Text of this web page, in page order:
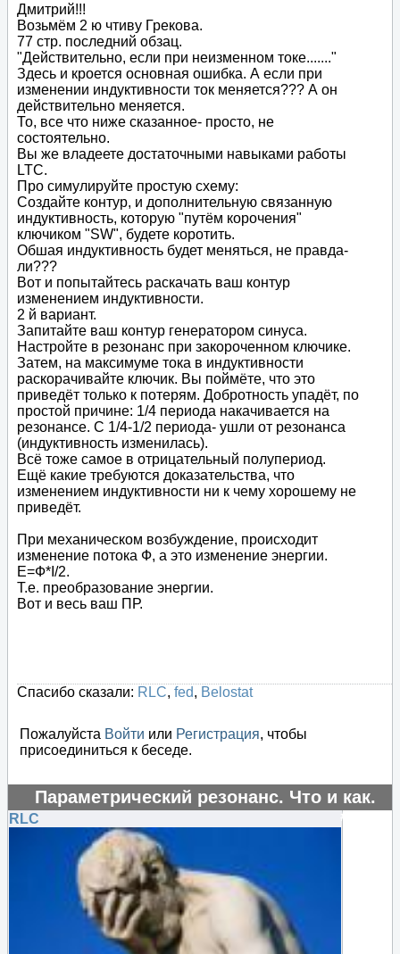
Дмитрий!!!
Возьмём 2 ю чтиву Грекова.
77 стр. последний обзац.
"Действительно, если при неизменном токе......."
Здесь и кроется основная ошибка. А если при
изменении индуктивности ток меняется??? А он
действительно меняется.
То, все что ниже сказанное- просто, не
состоятельно.
Вы же владеете достаточными навыками работы
LTC.
Про симулируйте простую схему:
Создайте контур, и дополнительную связанную
индуктивность, которую "путём корочения"
ключиком "SW", будете коротить.
Обшая индуктивность будет меняться, не правда-
ли???
Вот и попытайтесь раскачать ваш контур
изменением индуктивности.
2 й вариант.
Запитайте ваш контур генератором синуса.
Настройте в резонанс при закороченном ключике.
Затем, на максимуме тока в индуктивности
раскорачивайте ключик. Вы поймёте, что это
приведёт только к потерям. Добротность упадёт, по
простой причине: 1/4 периода накачивается на
резонансе. С 1/4-1/2 периода- ушли от резонанса
(индуктивность изменилась).
Всё тоже самое в отрицательный полупериод.
Ещё какие требуются доказательства, что
изменением индуктивности ни к чему хорошему не
приведёт.
При механическом возбуждение, происходит
изменение потока Ф, а это изменение энергии.
E=Ф*I/2.
Т.е. преобразование энергии.
Вот и весь ваш ПР.
Спасибо сказали: RLC, fed, Belostat
Пожалуйста Войти или Регистрация, чтобы
присоединиться к беседе.
Параметрический резонанс. Что и как.
#16220
RLC